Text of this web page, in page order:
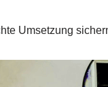
Umsetzung